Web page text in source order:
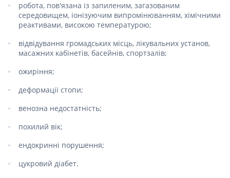
робота, пов'язана із запиленим, загазованим
середовищем, іонізуючим випромінюванням, хімічними
реактивами, високою температурою;
відвідування громадських місць, лікувальних установ,
масажних кабінетів, басейнів, спортзалів;
ожиріння;
деформації стопи;
венозна недостатність;
похилий вік;
ендокринні порушення;
цукровий діабет.